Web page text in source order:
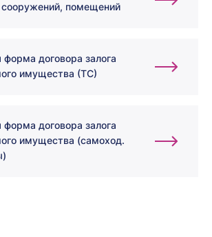
сооружений, помещений
форма договора залога
имущества (ТС)
форма договора залога
имущества (самоход.